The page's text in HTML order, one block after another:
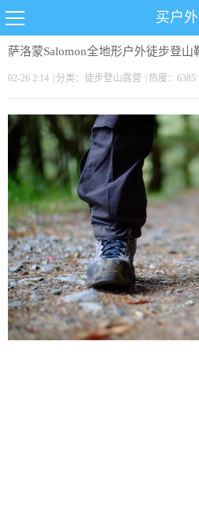
买户外
萨洛蒙Salomon全地形户外徒步登山
02-26 2:14 分类： 徒步登山露营 热度：